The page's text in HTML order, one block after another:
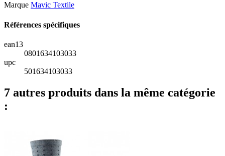
Marque Mavic Textile
Références spécifiques
ean13
0801634103033
upc
501634103033
7 autres produits dans la même catégorie
: